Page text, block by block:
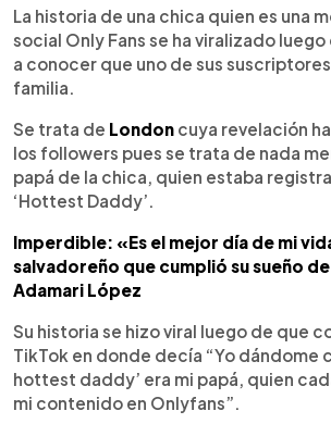
Escuchar artículo
La historia de una chica quien es una
social Only Fans se ha viralizado
a conocer que uno de sus
familia.
Se trata de London cuya revelación
los followers pues se trata de nada
papá de la chica, quien estaba
‘Hottest Daddy’.
Imperdible: «Es el mejor día de mi
salvadoreño que cumplió su sueño
Adamari López
Su historia se hizo viral luego de que
TikTok en donde decía “Yo dándome
hottest daddy’ era mi papá, quien
mi contenido en Onlyfans”.